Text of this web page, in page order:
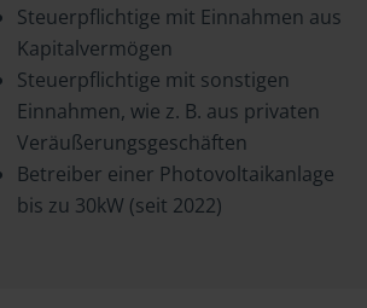
Steuerpflichtige mit Einnahmen aus
Kapitalvermögen
Steuerpflichtige mit sonstigen
Einnahmen, wie z. B. aus privaten
Veräußerungsgeschäften
Betreiber einer Photovoltaikanlage
bis zu 30kW (seit 2022)